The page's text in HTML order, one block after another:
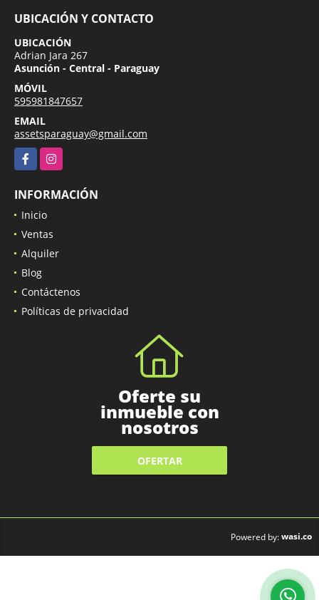
UBICACIÓN Y CONTACTO
UBICACIÓN
Adrian Jara 267
Asunción - Central - Paraguay
MÓVIL
595981847657
EMAIL
assetsparaguay@gmail.com
FacebookInstagram
INFORMACIÓN
Inicio
Ventas
Alquiler
Blog
Contáctenos
Oferte su
inmueble con
nosotros
OFERTAR
Powered by:wasi.co